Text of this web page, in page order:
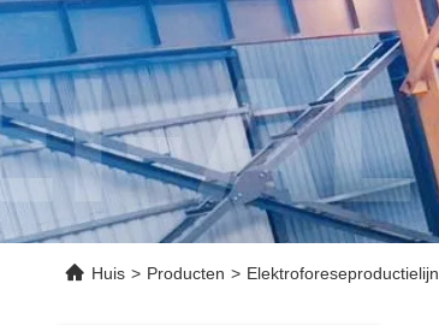
Huis > Producten > Elektroforeseproductielijn